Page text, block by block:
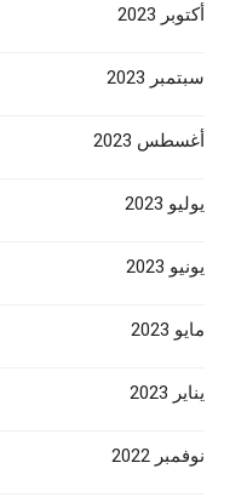
أكتوبر 2023
سبتمبر 2023
أغسطس 2023
يوليو 2023
يونيو 2023
مايو 2023
يناير 2023
نوفمبر 2022